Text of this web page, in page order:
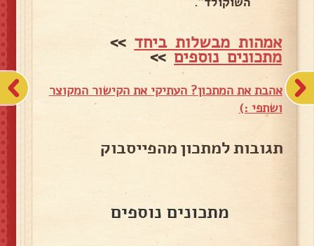
אמהות מבשלות ביחד >>
מתכונים נוספים>>
אהבת את המתכון? העתיקי את הקישור המקוצר
ושתפי :)
תגובות למתכון מהפייסבוק
מתכונים נוספים